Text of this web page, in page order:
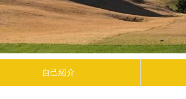
自己紹介